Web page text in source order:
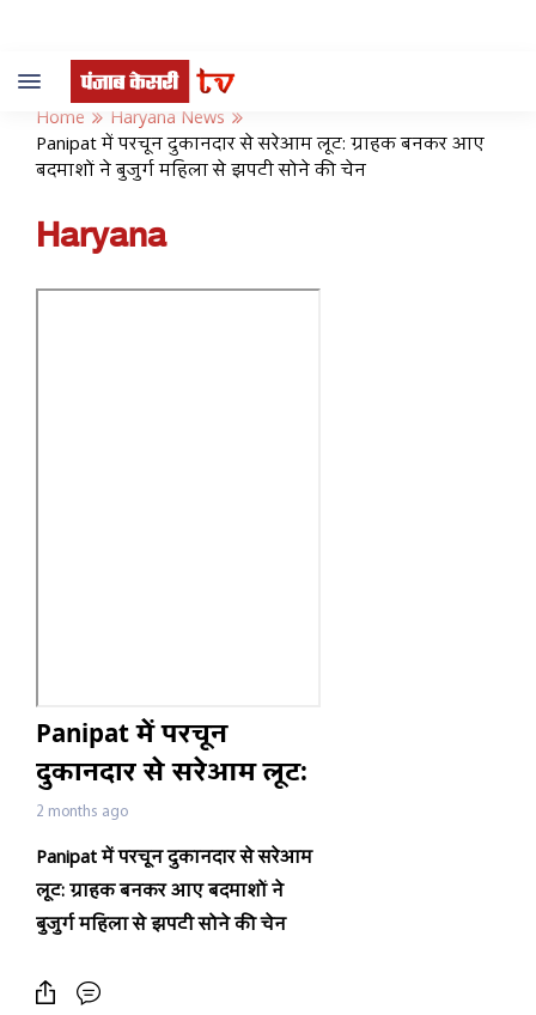
Toggle
navigation
Home
Haryana News
Panipat में परचून दुकानदार से सरेआम लूट: ग्राहक बनकर आए
बदमाशों ने बुजुर्ग महिला से झपटी सोने की चेन
Haryana
Panipat में परचून
दुकानदार से सरेआम लूट:
ग्राहक बनकर आए
बदमाशों ने बुजुर्ग महिला
से झपटी सोने की चेन
2 months ago
Panipatमें परचून दुकानदार से सरेआम
लूट: ग्राहक बनकर आए बदमाशों ने
बुजुर्ग महिला से झपटी सोने की चेन